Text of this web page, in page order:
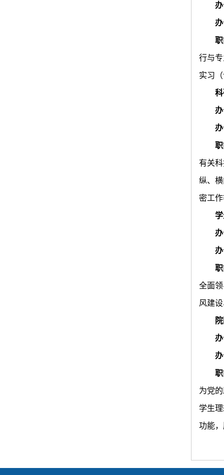
行与
实习
有关
纵、
密工
全面
风建
为党
学生
功能